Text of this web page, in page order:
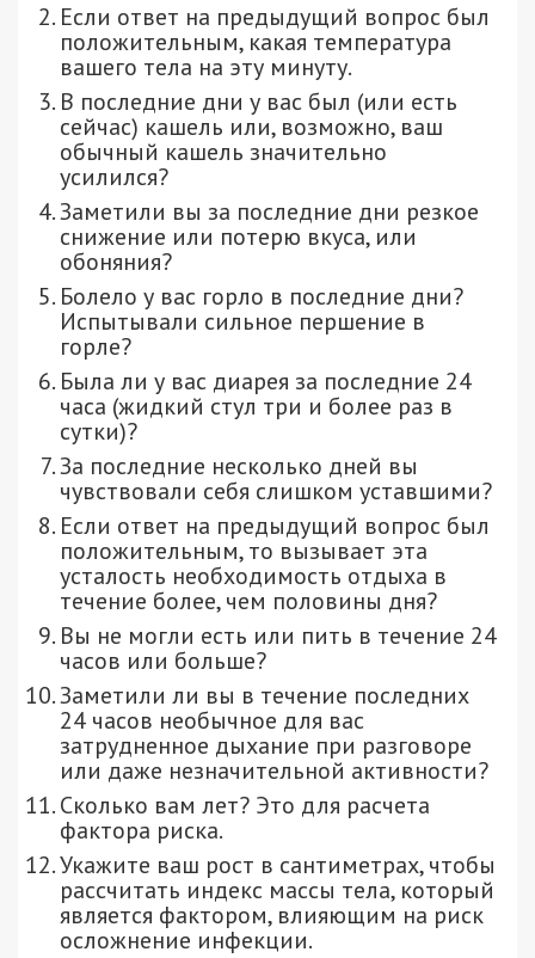
Если ответ на предыдущий вопрос был
положительным, какая температура
вашего тела на эту минуту.
В последние дни у вас был (или есть
сейчас) кашель или, возможно, ваш
обычный кашель значительно
усилился?
Заметили вы за последние дни резкое
снижение или потерю вкуса, или
обоняния?
Болело у вас горло в последние дни?
Испытывали сильное першение в
горле?
Была ли у вас диарея за последние 24
часа (жидкий стул три и более раз в
сутки)?
За последние несколько дней вы
чувствовали себя слишком уставшими?
Если ответ на предыдущий вопрос был
положительным, то вызывает эта
усталость необходимость отдыха в
течение более, чем половины дня?
Вы не могли есть или пить в течение 24
часов или больше?
Заметили ли вы в течение последних
24 часов необычное для вас
затрудненное дыхание при разговоре
или даже незначительной активности?
Сколько вам лет? Это для расчета
фактора риска.
Укажите ваш рост в сантиметрах, чтобы
рассчитать индекс массы тела, который
является фактором, влияющим на риск
осложнение инфекции.